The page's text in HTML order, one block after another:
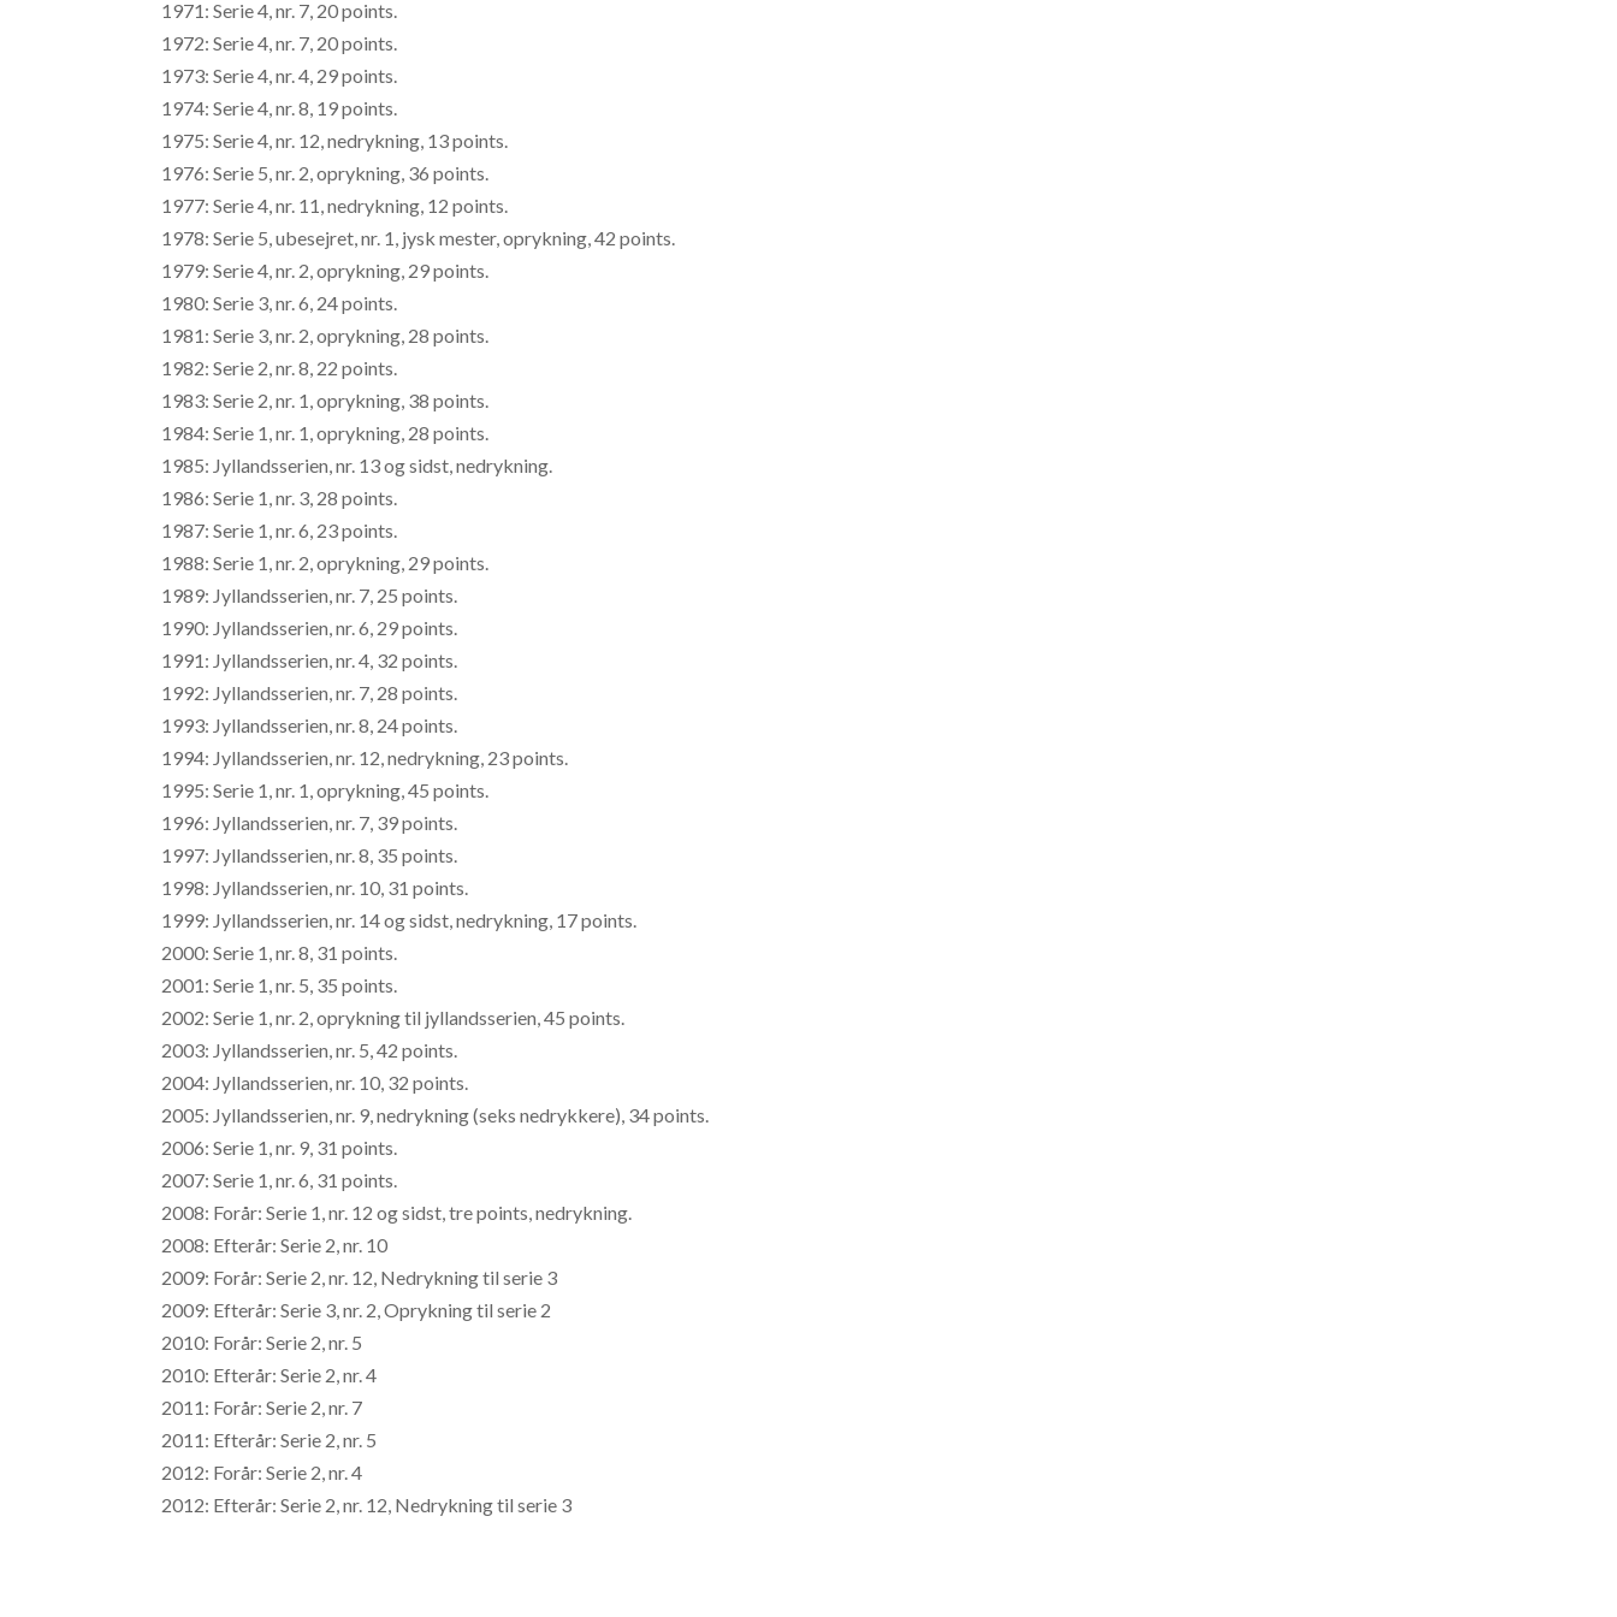
1971: Serie 4, nr. 7, 20 points.
1972: Serie 4, nr. 7, 20 points.
1973: Serie 4, nr. 4, 29 points.
1974: Serie 4, nr. 8, 19 points.
1975: Serie 4, nr. 12, nedrykning, 13 points.
1976: Serie 5, nr. 2, oprykning, 36 points.
1977: Serie 4, nr. 11, nedrykning, 12 points.
1978: Serie 5, ubesejret, nr. 1, jysk mester, oprykning, 42 points.
1979: Serie 4, nr. 2, oprykning, 29 points.
1980: Serie 3, nr. 6, 24 points.
1981: Serie 3, nr. 2, oprykning, 28 points.
1982: Serie 2, nr. 8, 22 points.
1983: Serie 2, nr. 1, oprykning, 38 points.
1984: Serie 1, nr. 1, oprykning, 28 points.
1985: Jyllandsserien, nr. 13 og sidst, nedrykning.
1986: Serie 1, nr. 3, 28 points.
1987: Serie 1, nr. 6, 23 points.
1988: Serie 1, nr. 2, oprykning, 29 points.
1989: Jyllandsserien, nr. 7, 25 points.
1990: Jyllandsserien, nr. 6, 29 points.
1991: Jyllandsserien, nr. 4, 32 points.
1992: Jyllandsserien, nr. 7, 28 points.
1993: Jyllandsserien, nr. 8, 24 points.
1994: Jyllandsserien, nr. 12, nedrykning, 23 points.
1995: Serie 1, nr. 1, oprykning, 45 points.
1996: Jyllandsserien, nr. 7, 39 points.
1997: Jyllandsserien, nr. 8, 35 points.
1998: Jyllandsserien, nr. 10, 31 points.
1999: Jyllandsserien, nr. 14 og sidst, nedrykning, 17 points.
2000: Serie 1, nr. 8, 31 points.
2001: Serie 1, nr. 5, 35 points.
2002: Serie 1, nr. 2, oprykning til jyllandsserien, 45 points.
2003: Jyllandsserien, nr. 5, 42 points.
2004: Jyllandsserien, nr. 10, 32 points.
2005: Jyllandsserien, nr. 9, nedrykning (seks nedrykkere), 34 points.
2006: Serie 1, nr. 9, 31 points.
2007: Serie 1, nr. 6, 31 points.
2008: Forår: Serie 1, nr. 12 og sidst, tre points, nedrykning.
2008: Efterår: Serie 2, nr. 10
2009: Forår: Serie 2, nr. 12, Nedrykning til serie 3
2009: Efterår: Serie 3, nr. 2, Oprykning til serie 2
2010: Forår: Serie 2, nr. 5
2010: Efterår: Serie 2, nr. 4
2011: Forår: Serie 2, nr. 7
2011: Efterår: Serie 2, nr. 5
2012: Forår: Serie 2, nr. 4
2012: Efterår: Serie 2, nr. 12, Nedrykning til serie 3